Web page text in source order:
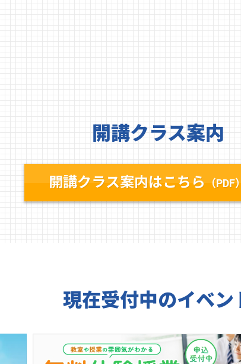
開講クラス案内
開講クラス案内はこちら（PDF
現在受付中のイベン